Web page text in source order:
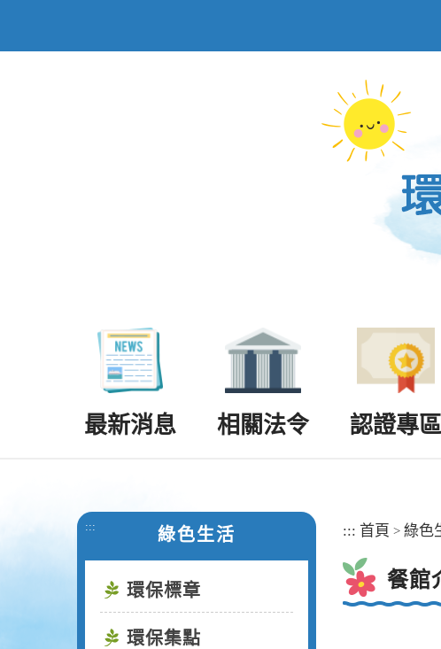
最新消息 相關法令 認證專區
::: 綠色生活
環保標章
環保集點
::: 首頁 > 綠色
餐館